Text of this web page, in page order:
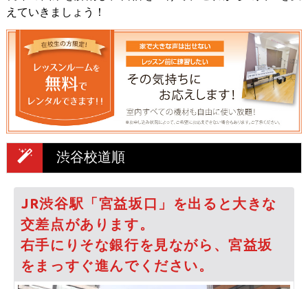
えていきましょう！
渋谷校道順
JR渋谷駅「宮益坂口」を出ると大きな
交差点があります。
右手にりそな銀行を見ながら、宮益坂
をまっすぐ進んでください。